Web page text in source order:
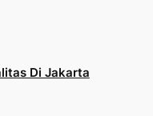
Di Jakarta